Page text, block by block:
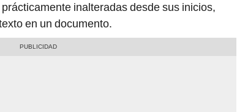
inalteradas desde sus inicios,
en un documento.